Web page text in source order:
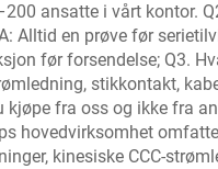
ansatte i vårt kontor.
Alltid en prøve før
før forsendelse; Q3.
stikkontakt,
kjøpe fra oss og ikke fra
hovedvirksomhet
kinesiske CCC-